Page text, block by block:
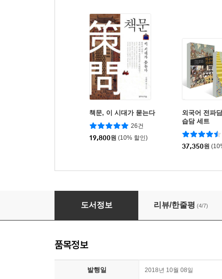
책문, 이 시대가 묻는다
26건
19,800원 (10% 할인)
외국어 전파
습담 세트
37,350원
나의 외국어 학습기
도서정보 리뷰/한줄평 (4/7)
품목정보
발행일 2018년 10월 08일